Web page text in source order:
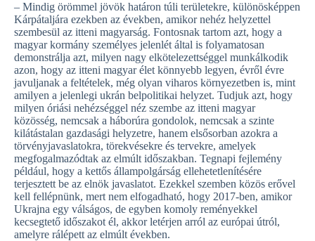
– Mindig örömmel jövök határon túli területekre, különösképpen
Kárpátaljára ezekben az években, amikor nehéz helyzettel
szembesül az itteni magyarság. Fontosnak tartom azt, hogy a
magyar kormány személyes jelenlét által is folyamatosan
demonstrálja azt, milyen nagy elkötelezettséggel munkálkodik
azon, hogy az itteni magyar élet könnyebb legyen, évről évre
javuljanak a feltételek, még olyan viharos környezetben is, mint
amilyen a jelenlegi ukrán belpolitikai helyzet. Tudjuk azt, hogy
milyen óriási nehézséggel néz szembe az itteni magyar
közösség, nemcsak a háborúra gondolok, nemcsak a szinte
kilátástalan gazdasági helyzetre, hanem elsősorban azokra a
törvényjavaslatokra, törekvésekre és tervekre, amelyek
megfogalmazódtak az elmúlt időszakban. Tegnapi fejlemény
például, hogy a kettős állampolgárság ellehetetlenítésére
terjesztett be az elnök javaslatot. Ezekkel szemben közös erővel
kell fellépnünk, mert nem elfogadható, hogy 2017-ben, amikor
Ukrajna egy válságos, de egyben komoly reményekkel
kecsegtető időszakot él, akkor letérjen arról az európai útról,
amelyre rálépett az elmúlt években.